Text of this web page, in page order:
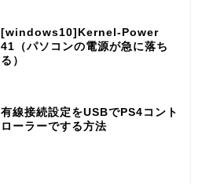
[windows10]Kernel-Power
41（パソコンの電源が急に落ち
る）
有線接続設定をUSBでPS4コント
ローラーでする方法